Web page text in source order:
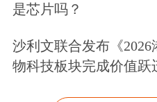
记者以投资者身份
工作人员表示，今
较低的原因是去年
是芯片吗？
沙利文联合发布《
物科技板块完成价值跃